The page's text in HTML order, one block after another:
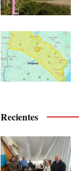
Recientes